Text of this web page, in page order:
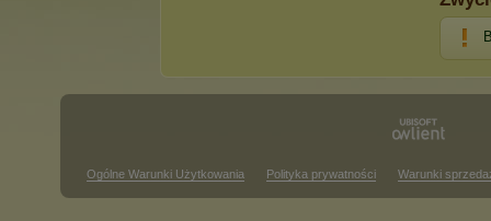
Ogólne Warunki Użytkowania Polityka prywatności Warunki